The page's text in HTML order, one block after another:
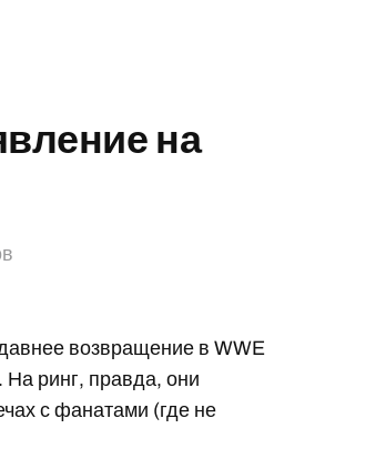
на
возвращение в WWE
На ринг, правда, они
с фанатами (где не